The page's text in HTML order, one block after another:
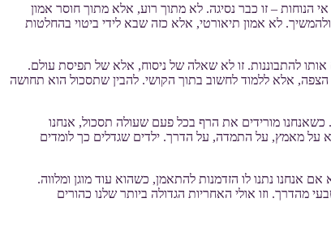
הנוחות – זו כבר נסיגה. לא מתוך רוע, אלא מתוך חוסר אמון
לא אמון תיאורטי, אלא כזה שבא לידי ביטוי בהחלטות
להתבוננות. זו לא שאלה של ניסוח, אלא של תפיסת עולם.
אלא ללמוד לחשוב בתוך הקושי. להבין שתסכול הוא תחושה
מורידים את הרף בכל פעם שעולה תסכול, אנחנו
על מאמץ, על התמדה, על הדרך. ילדים שגדלים כך לומדים
אנחנו נתנו לו הזדמנות להתאמן, כשהוא עוד מוגן ומלווה.
וזו אולי האחריות הגדולה ביותר שלנו כהורים